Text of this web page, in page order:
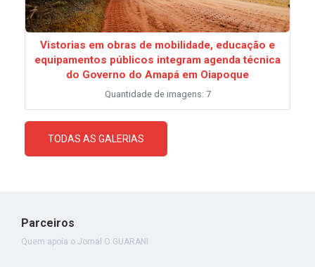
Vistorias em obras de mobilidade, educação e
equipamentos públicos integram agenda técnica
do Governo do Amapá em Oiapoque
Quantidade de imagens: 7
TODAS AS GALERIAS
Parceiros
Quem apoia o Jornal O GUARANI